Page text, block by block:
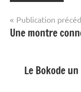
Navigation
de
Publication
Une montre
Le Bokode